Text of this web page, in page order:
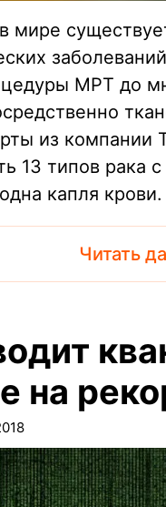
мире
МРТ до
из компании
13 типов рака
капля крови.
Читать
на